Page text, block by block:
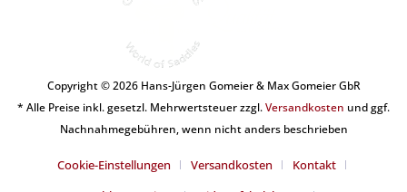
Copyright © 2026 Hans-Jürgen Gomeier & Max Gomeier GbR
* Alle Preise inkl. gesetzl. Mehrwertsteuer zzgl.Versandkosten und ggf.
Nachnahmegebühren, wenn nicht anders beschrieben
Cookie-Einstellungen Versandkosten
Kontakt